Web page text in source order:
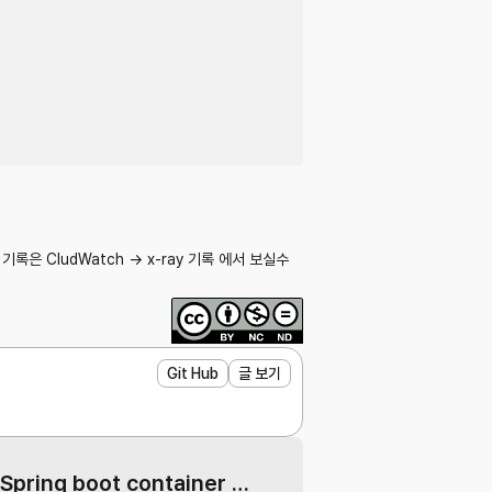
은 CludWatch -> x-ray 기록 에서 보실수
Git Hub 글 보기
Docker Spring boot container 자동 빌드 만들기